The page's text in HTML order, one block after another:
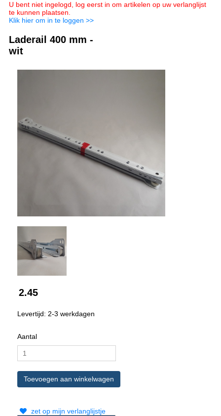
U bent niet ingelogd, log eerst in om artikelen op uw verlanglijst
te kunnen plaatsen.
Klik hier om in te loggen >>
Laderail 400 mm -
wit
2.45
Levertijd: 2-3 werkdagen
Aantal
zet op mijn verlanglijstje